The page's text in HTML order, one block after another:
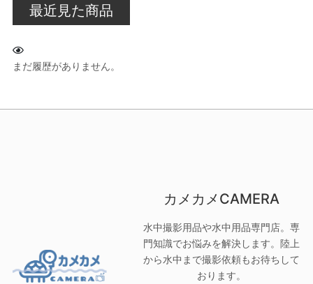
最近見た商品
まだ履歴がありません。
カメカメCAMERA
水中撮影用品や水中用品専門店。専
門知識でお悩みを解決します。陸上
から水中まで撮影依頼もお待ちして
おります。